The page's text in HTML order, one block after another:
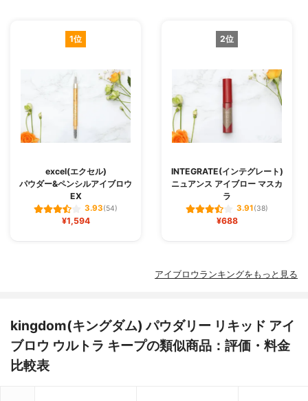
1位
excel(エクセル)
パウダー&ペンシルアイブロウ
EX
3.93(54)
¥1,594
2位
INTEGRATE(インテグレート)
ニュアンス アイブロー マスカ
ラ
3.91(38)
¥688
アイブロウランキングをもっと見る
kingdom(キングダム) パウダリー リキッド アイ
ブロウ ウルトラ キープの類似商品：評価・料金
比較表